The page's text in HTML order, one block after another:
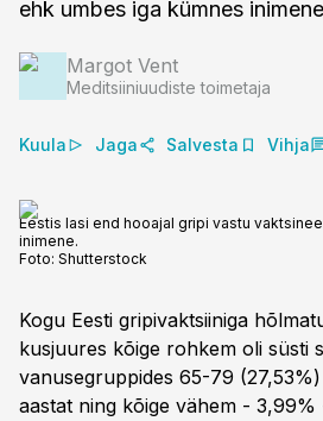
ehk umbes iga kümnes
Margot Vent
Meditsiiniuudiste toimetaja
Kuula Jaga Salvesta Vihja
Eestis lasi end hooajal gripi vastu
inimene.
Foto: Shutterstock
Kogu Eesti gripivaktsiiniga
kusjuures kõige rohkem oli süsti
vanusegruppides 65-79
aastat ning kõige vähem - 3,99%